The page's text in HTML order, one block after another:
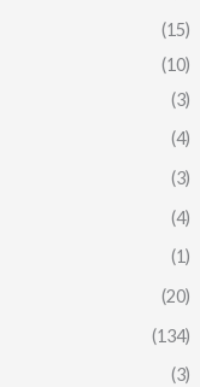
(15)
(10)
(3)
(4)
(3)
(4)
(1)
(20)
(134)
(3)